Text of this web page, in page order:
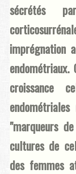
sécrétés
imprégnation
croissance
"marqueurs
cultures de
des femmes